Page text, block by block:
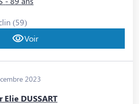
(59)
Voir
2023
DUSSART